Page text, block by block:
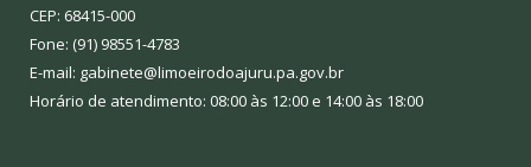
CEP: 68415-000
Fone: (91) 98551-4783
E-mail: gabinete@limoeirodoajuru.pa.gov.br
Horário de atendimento: 08:00 às 12:00 e 14:00 às 18:00